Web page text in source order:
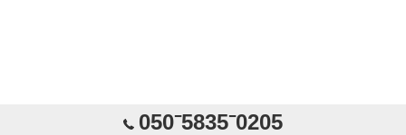
050⁻5835⁻0205